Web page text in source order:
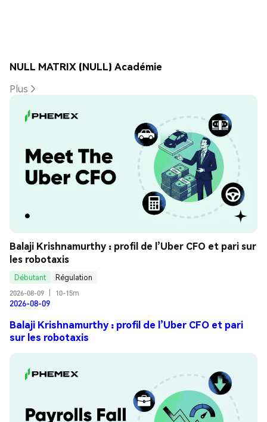
NULL MATRIX (NULL) Académie
Plus
Balaji Krishnamurthy : profil de l’Uber CFO et pari sur
les robotaxis
Débutant
Régulation
2026-08-09
10-15m
2026-08-09
Balaji Krishnamurthy : profil de l’Uber CFO et pari
sur les robotaxis